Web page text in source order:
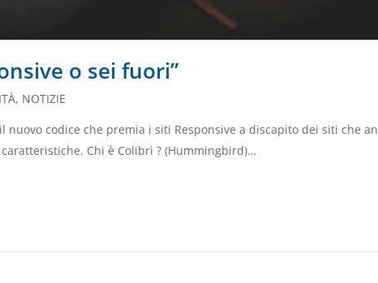
o sei fuori”
, NOTIZIE
codice che premia i siti Responsive a discapito dei siti che
Chi è Colibrì ? (Hummingbird)…